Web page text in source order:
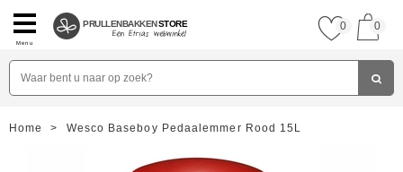
Menu
PRULLENBAKKENSTORE 0 0
Home > Wesco Baseboy Pedaalemmer Rood 15L